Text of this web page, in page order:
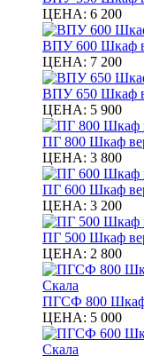
ЦЕНА: 6 200
ВПУ 600 Шкаф
ЦЕНА: 7 200
ВПУ 650 Шкаф
ЦЕНА: 5 900
ПГ 800 Шкаф
ЦЕНА: 3 800
ПГ 600 Шкаф
ЦЕНА: 3 200
ПГ 500 Шкаф
ЦЕНА: 2 800
ПГСФ 800 Шкаф
ЦЕНА: 5 000